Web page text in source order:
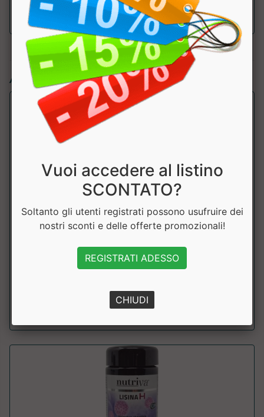
Articoli simili:
Colpropur IMMUNO PROTECT
Colpropur
Integratore alimentare specifico per supportare le difese
immunitarie, a base di collagene...
Vuoi accedere al listino
SCONTATO?
Soltanto gli utenti registrati possono usufruire dei
nostri sconti e delle offerte promozionali!
REGISTRATI ADESSO
CHIUDI